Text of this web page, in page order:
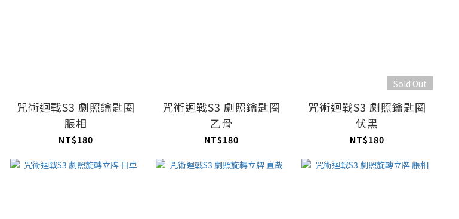
咒術迴戰S3 劇照鑰匙圈
脹相
NT$180
咒術迴戰S3 劇照鑰匙圈
乙骨
NT$180
Sold Out
咒術迴戰S3 劇照鑰匙圈
伏黑
NT$180